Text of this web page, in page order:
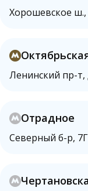
Хорошевское ш.,
Ленинский пр-т,
Отрадное
Северный б-р, 7Г